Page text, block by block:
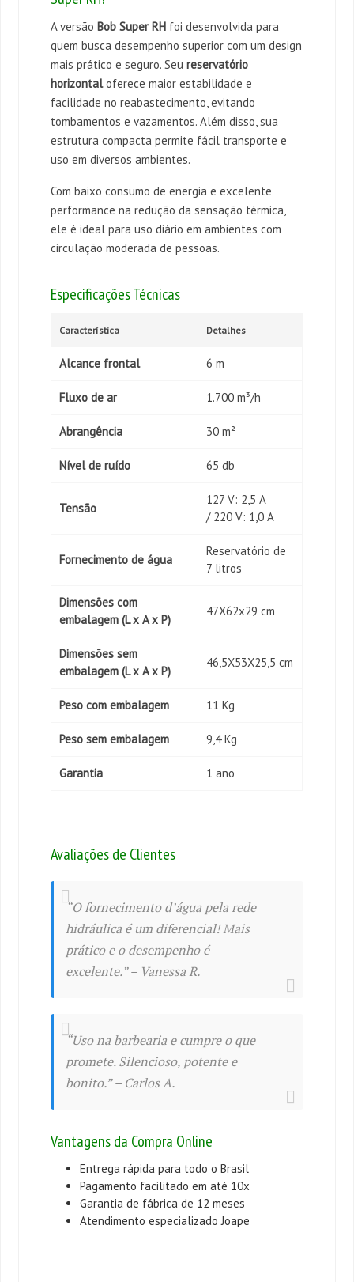
A versãoBob Super RH foi desenvolvida para
quem busca desempenho superior com um design
mais prático e seguro. Seureservatório
horizontaloferece maior estabilidade e
facilidade no reabastecimento, evitando
tombamentos e vazamentos. Além disso, sua
estrutura compacta permite fácil transporte e
uso em diversos ambientes.
Com baixo consumo de energia e excelente
performance na redução da sensação térmica,
ele é ideal para uso diário em ambientes com
circulação moderada de pessoas.
Especificações Técnicas
Característica Detalhes
Alcance frontal 6 m
Fluxo de ar 1.700 m³/h
Abrangência 30 m²
Nível de ruído 65 db
Tensão
127 V: 2,5 A
/ 220 V: 1,0 A
Fornecimento de água
Reservatório de
7 litros
Dimensões com
embalagem (L x A x P)
47X62x29 cm
Dimensões sem
embalagem (L x A x P)
46,5X53X25,5 cm
Peso com embalagem 11 Kg
Peso sem embalagem 9,4 Kg
Garantia 1 ano
Avaliações de Clientes
“O fornecimento d’água pela rede
hidráulica é um diferencial! Mais
prático e o desempenho é
excelente.” – Vanessa R.
“Uso na barbearia e cumpre o que
promete. Silencioso, potente e
bonito.” – Carlos A.
Vantagens da Compra Online
Entrega rápida para todo o Brasil
Pagamento facilitado em até 10x
Garantia de fábrica de 12 meses
Atendimento especializado Joape